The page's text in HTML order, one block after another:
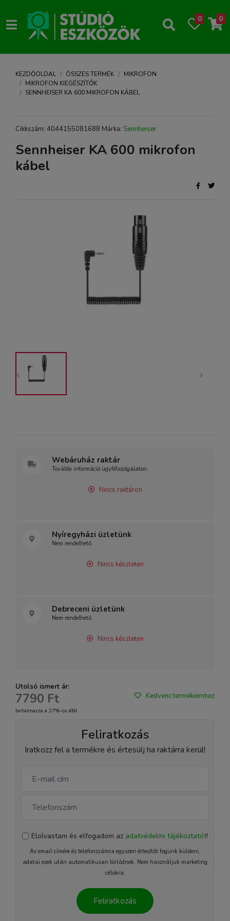
0 0
KEZDŐOLDAL ÖSSZES TERMÉK
MIKROFON
MIKROFON KIEGÉSZÍTŐK
SENNHEISER KA 600 MIKROFON KÁBEL
Cikkszám: 4044155081688 Márka: Sennheiser
Sennheiser KA 600 mikrofon
kábel
Webáruház raktár
További információ ügyfélszolgálaton.
Nincs raktáron
Nyíregyházi üzletünk
Nem rendelhető.
Nincs készleten
Debreceni üzletünk
Nem rendelhető.
Nincs készleten
Utolsó ismert ár:
7790 Ft
tartalmazza a 27%-os áfát
Kedvenc termékeimhez
Feliratkozás
Iratkozz fel a termékre és értesülj ha raktárra kerül!
Elolvastam és elfogadom az adatvédelmi tájékoztatót!
Az email címére és telefonszámra egyszeri értesítőt fogunk küldeni,
adatai ezek után automatikusan törlődnek. Nem használjuk marketing
célokra.
Feliratkozás